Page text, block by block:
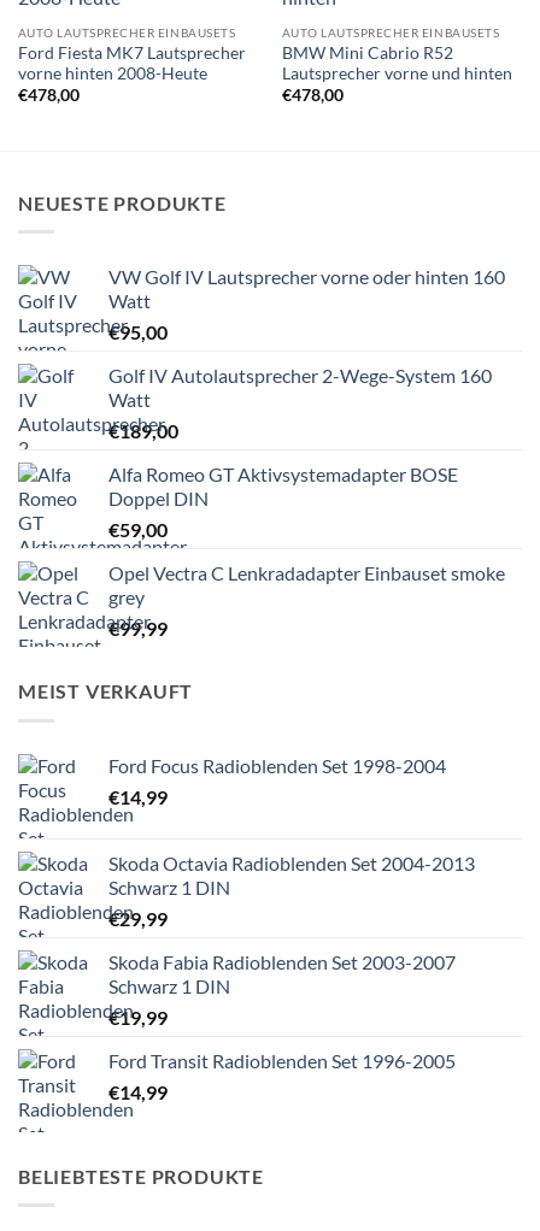
AUTO LAUTSPRECHER EINBAUSETS
Ford Fiesta MK7 Lautsprecher
vorne hinten 2008-Heute
€478,00
AUTO LAUTSPRECHER EINBAUSETS
BMW Mini Cabrio R52
Lautsprecher vorne und hinten
€478,00
NEUESTE PRODUKTE
VW Golf IV Lautsprecher vorne oder hinten 160
Watt
€95,00
Golf IV Autolautsprecher 2-Wege-System 160
Watt
€189,00
Alfa Romeo GT Aktivsystemadapter BOSE
Doppel DIN
€59,00
Opel Vectra C Lenkradadapter Einbauset smoke
grey
€99,99
MEIST VERKAUFT
Ford Focus Radioblenden Set 1998-2004
€14,99
Skoda Octavia Radioblenden Set 2004-2013
Schwarz 1 DIN
€29,99
Skoda Fabia Radioblenden Set 2003-2007
Schwarz 1 DIN
€19,99
Ford Transit Radioblenden Set 1996-2005
€14,99
BELIEBTESTE PRODUKTE